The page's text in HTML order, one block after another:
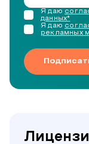
Я даю
данных*
Я даю
рекламных